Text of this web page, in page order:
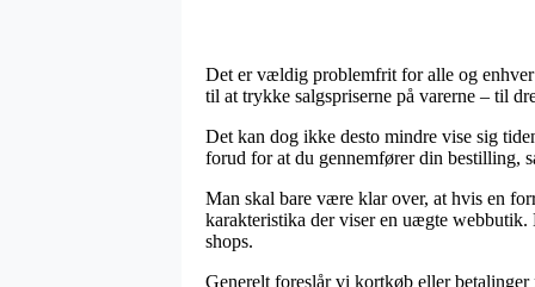
Det er vældig problemfrit for alle og enhver
til at trykke salgspriserne på varerne – til
Det kan dog ikke desto mindre vise sig
forud for at du gennemfører din bestilling,
Man skal bare være klar over, at hvis en
karakteristika der viser en uægte
shops.
Generelt foreslår vi kortkøb eller